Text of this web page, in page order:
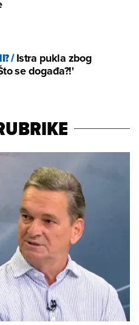
/Istra pukla zbog
se događa?!'